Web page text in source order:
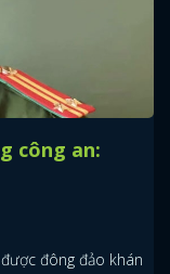
công an:
đông đảo khán